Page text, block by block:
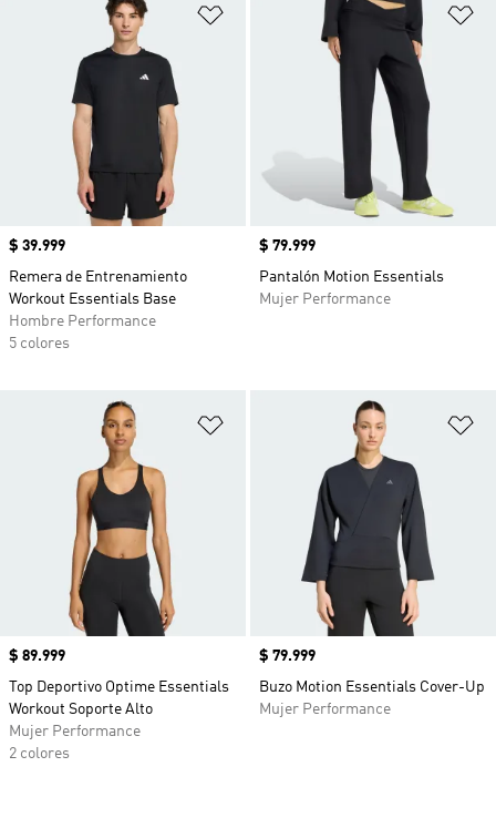
Añadir a la lista de deseos
Precio
$ 39.999
Remera de Entrenamiento
Workout Essentials Base
Hombre Performance
5 colores
Precio
$ 79.999
Pantalón Motion Essentials
Mujer Performance
Añadir a la lista de deseos
Precio
$ 89.999
Top Deportivo Optime Essentials
Workout Soporte Alto
Mujer Performance
2 colores
Precio
$ 79.999
Buzo Motion Essentials Cover-Up
Mujer Performance